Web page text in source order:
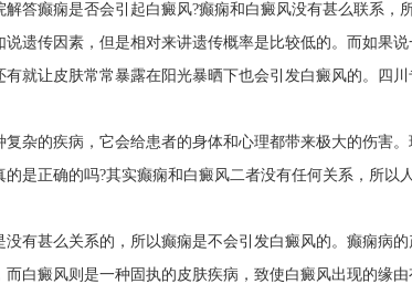
解答癫痫是否会引起白癜风?癫痫和白癜风没有甚么联系，
说遗传因素，但是相对来讲遗传概率是比较低的。而如果
有就让皮肤常常暴露在阳光暴晒下也会引发白癜风的。四
复杂的疾病，它会给患者的身体和心理都带来极大的伤害
的是正确的吗?其实癫痫和白癜风二者没有任何关系，所以
没有甚么关系的，所以癫痫是不会引发白癜风的。癫痫病
白癜风则是一种固执的皮肤疾病，致使白癜风出现的缘由